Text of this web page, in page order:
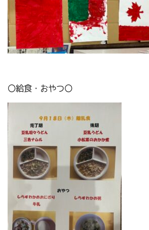
〇給食・おやつ〇